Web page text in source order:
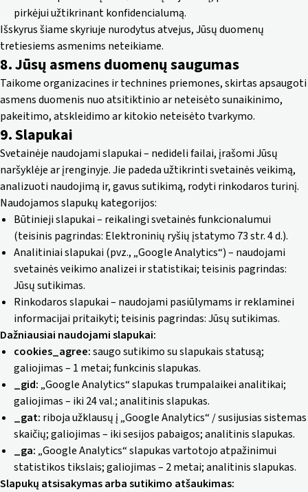
pirkėjui užtikrinant konfidencialumą.
Išskyrus šiame skyriuje nurodytus atvejus, Jūsų duomenų
tretiesiems asmenims neteikiame.
8. Jūsų asmens duomenų saugumas
Taikome organizacines ir technines priemones, skirtas apsaugoti
asmens duomenis nuo atsitiktinio ar neteisėto sunaikinimo,
pakeitimo, atskleidimo ar kitokio neteisėto tvarkymo.
9. Slapukai
Svetainėje naudojami slapukai – nedideli failai, įrašomi Jūsų
naršyklėje ar įrenginyje. Jie padeda užtikrinti svetainės veikimą,
analizuoti naudojimą ir, gavus sutikimą, rodyti rinkodaros turinį.
Naudojamos slapukų kategorijos:
Būtinieji slapukai – reikalingi svetainės funkcionalumui
(teisinis pagrindas: Elektroninių ryšių įstatymo 73 str. 4 d.).
Analitiniai slapukai (pvz., „Google Analytics“) – naudojami
svetainės veikimo analizei ir statistikai; teisinis pagrindas:
Jūsų sutikimas.
Rinkodaros slapukai – naudojami pasiūlymams ir reklaminei
informacijai pritaikyti; teisinis pagrindas: Jūsų sutikimas.
Dažniausiai naudojami slapukai:
cookies_agree:saugo sutikimo su slapukais statusą;
galiojimas – 1 metai; funkcinis slapukas.
_gid: „Google Analytics“ slapukas trumpalaikei analitikai;
galiojimas – iki 24 val.; analitinis slapukas.
_gat: riboja užklausų į „Google Analytics“ / susijusias sistemas
skaičių; galiojimas – iki sesijos pabaigos; analitinis slapukas.
_ga: „Google Analytics“ slapukas vartotojo atpažinimui
statistikos tikslais; galiojimas – 2 metai; analitinis slapukas.
Slapukų atsisakymas arba sutikimo atšaukimas: